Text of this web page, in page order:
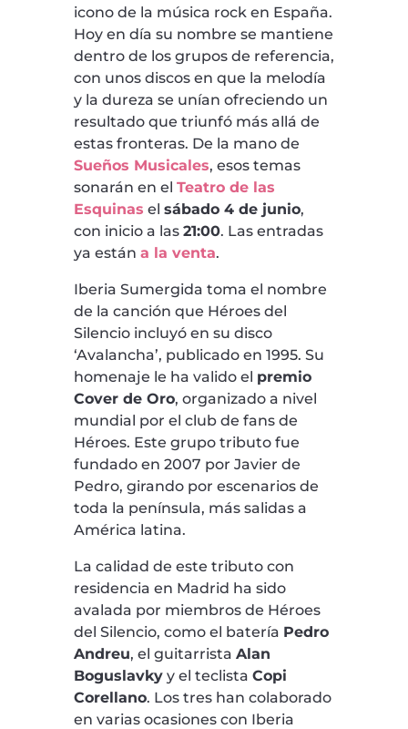
icono de la música rock en España.
Hoy en día su nombre se mantiene
dentro de los grupos de referencia,
con unos discos en que la melodía
y la dureza se unían ofreciendo un
resultado que triunfó más allá de
estas fronteras. De la mano de
Sueños Musicales, esos temas
sonarán en el Teatro de las
Esquinas el sábado 4 de junio,
con inicio a las 21:00. Las entradas
ya están a la venta.
Iberia Sumergida toma el nombre
de la canción que Héroes del
Silencio incluyó en su disco
‘Avalancha’, publicado en 1995. Su
homenaje le ha valido el premio
Cover de Oro, organizado a nivel
mundial por el club de fans de
Héroes. Este grupo tributo fue
fundado en 2007 por Javier de
Pedro, girando por escenarios de
toda la península, más salidas a
América latina.
La calidad de este tributo con
residencia en Madrid ha sido
avalada por miembros de Héroes
del Silencio, como el batería Pedro
Andreu, el guitarrista Alan
Boguslavkyy el teclista Copi
Corellano. Los tres han colaborado
en varias ocasiones con Iberia